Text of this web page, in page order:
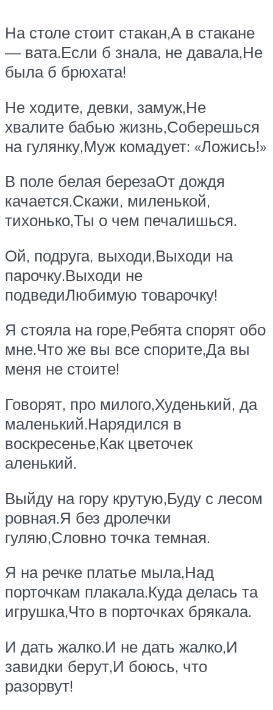
На столе стоит стакан,А в стакане
— вата.Если б знала, не давала,Не
была б брюхата!
Не ходите, девки, замуж,Не
хвалите бабью жизнь,Соберешься
на гулянку,Муж комадует: «Ложись!»
В поле белая березаОт дождя
качается.Скажи, миленькой,
тихонько,Ты о чем печалишься.
Ой, подруга, выходи,Выходи на
парочку.Выходи не
подведиЛюбимую товарочку!
Я стояла на горе,Ребята спорят обо
мне.Что же вы все спорите,Да вы
меня не стоите!
Говорят, про милого,Худенький, да
маленький.Нарядился в
воскресенье,Как цветочек
аленький.
Выйду на гору крутую,Буду с лесом
ровная.Я без дролечки
гуляю,Словно точка темная.
Я на речке платье мыла,Над
порточкам плакала.Куда делась та
игрушка,Что в порточках брякала.
И дать жалко.И не дать жалко,И
завидки берут,И боюсь, что
разорвут!